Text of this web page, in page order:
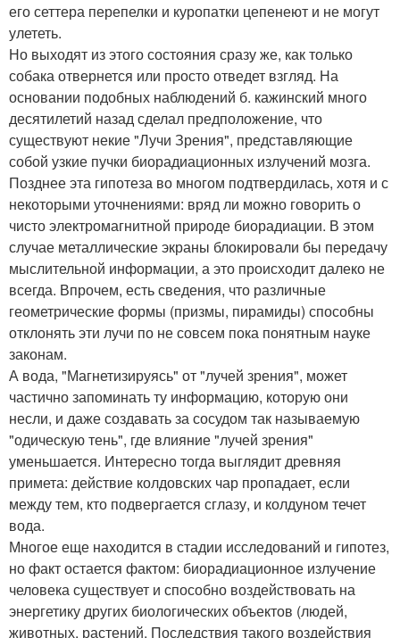
его сеттера перепелки и куропатки цепенеют и не могут
улететь.
Но выходят из этого состояния сразу же, как только
собака отвернется или просто отведет взгляд. На
основании подобных наблюдений б. кажинский много
десятилетий назад сделал предположение, что
существуют некие "Лучи Зрения", представляющие
собой узкие пучки биорадиационных излучений мозга.
Позднее эта гипотеза во многом подтвердилась, хотя и с
некоторыми уточнениями: вряд ли можно говорить о
чисто электромагнитной природе биорадиации. В этом
случае металлические экраны блокировали бы передачу
мыслительной информации, а это происходит далеко не
всегда. Впрочем, есть сведения, что различные
геометрические формы (призмы, пирамиды) способны
отклонять эти лучи по не совсем пока понятным науке
законам.
А вода, "Магнетизируясь" от "лучей зрения", может
частично запоминать ту информацию, которую они
несли, и даже создавать за сосудом так называемую
"одическую тень", где влияние "лучей зрения"
уменьшается. Интересно тогда выглядит древняя
примета: действие колдовских чар пропадает, если
между тем, кто подвергается сглазу, и колдуном течет
вода.
Многое еще находится в стадии исследований и гипотез,
но факт остается фактом: биорадиационное излучение
человека существует и способно воздействовать на
энергетику других биологических объектов (людей,
животных, растений. Последствия такого воздействия